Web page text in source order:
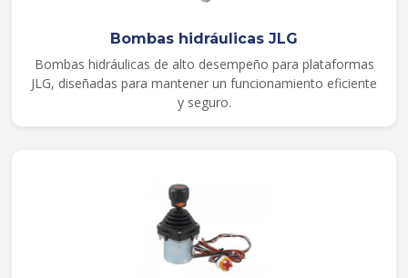
Bombas hidráulicas JLG
Bombas hidráulicas de alto desempeño para plataformas
JLG, diseñadas para mantener un funcionamiento eficiente
y seguro.